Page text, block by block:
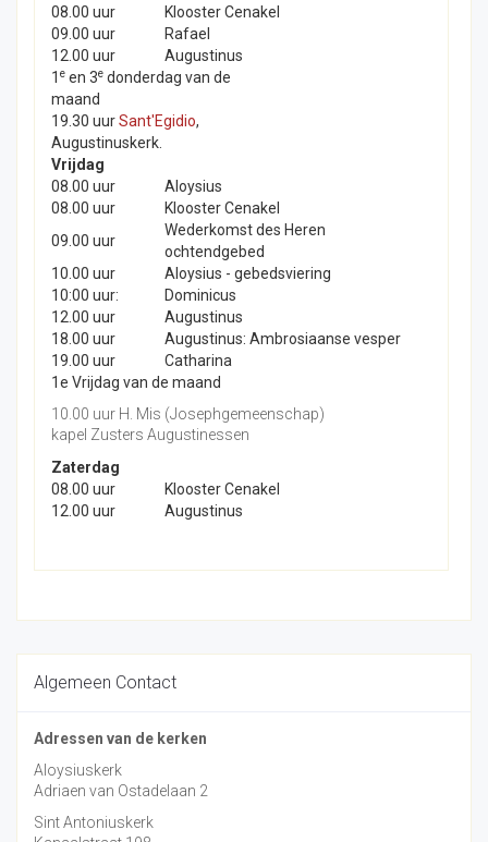
08.00 uur
Klooster Cenakel
09.00 uur
Rafael
12.00 uur
Augustinus
1 e en 3e donderdag van de
maand
19.30 uurSant'Egidio,
Augustinuskerk.
Vrijdag
08.00 uur
Aloysius
08.00 uur
Klooster Cenakel
09.00 uur
Wederkomst des Heren
ochtendgebed
10.00 uur
Aloysius - gebedsviering
10:00 uur:
Dominicus
12.00 uur
Augustinus
18.00 uur
Augustinus: Ambrosiaanse vesper
19.00 uur
Catharina
1e Vrijdag van de maand
10.00 uur H. Mis (Josephgemeenschap)
kapel Zusters Augustinessen
Zaterdag
08.00 uur
Klooster Cenakel
12.00 uur
Augustinus
Algemeen Contact
Adressen van de kerken
Aloysiuskerk
Adriaen van Ostadelaan 2
Sint Antoniuskerk